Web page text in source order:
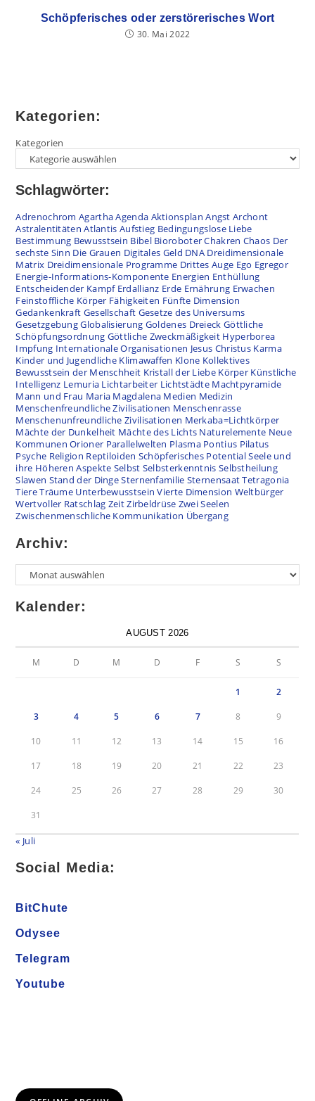
Schöpferisches oder zerstörerisches Wort
30. Mai 2022
Kategorien:
Kategorien
Schlagwörter:
Adrenochrom AgarthaAgenda Aktionsplan Angst Archont
Astralentitäten Atlantis Aufstieg Bedingungslose Liebe
Bestimmung Bewusstsein Bibel BioroboterChakren Chaos Der
sechste Sinn Die Grauen Digitales Geld DNA Dreidimensionale
Matrix Dreidimensionale Programme Drittes Auge Ego Egregor
Energie-Informations-Komponente Energien Enthüllung
Entscheidender Kampf Erdallianz Erde Ernährung Erwachen
Feinstoffliche Körper Fähigkeiten Fünfte Dimension
Gedankenkraft Gesellschaft Gesetze des Universums
GesetzgebungGlobalisierung Goldenes Dreieck Göttliche
Schöpfungsordnung Göttliche Zweckmäßigkeit Hyperborea
Impfung Internationale Organisationen Jesus Christus Karma
Kinder und Jugendliche Klimawaffen Klone Kollektives
Bewusstsein der Menschheit Kristall der Liebe Körper Künstliche
Intelligenz Lemuria Lichtarbeiter Lichtstädte Machtpyramide
Mann und Frau Maria Magdalena Medien Medizin
Menschenfreundliche Zivilisationen Menschenrasse
Menschenunfreundliche Zivilisationen Merkaba=Lichtkörper
Mächte der Dunkelheit Mächte des Lichts Naturelemente Neue
Kommunen Orioner Parallelwelten Plasma Pontius Pilatus
Psyche Religion Reptiloiden Schöpferisches PotentialSeele und
ihre Höheren Aspekte Selbst Selbsterkenntnis Selbstheilung
Slawen Stand der DingeSternenfamilie SternensaatTetragonia
TiereTräume Unterbewusstsein Vierte Dimension Weltbürger
Wertvoller Ratschlag ZeitZirbeldrüse Zwei Seelen
Zwischenmenschliche Kommunikation Übergang
Archiv:
Kalender:
AUGUST 2026
M D M D F S S
1 2
3 4 5 6 7 8 9
10 11 12 13 14 15 16
17 18 19 20 21 22 23
24 25 26 27 28 29 30
31
« Juli
Social Media:
BitChute
Odysee
Telegram
Youtube